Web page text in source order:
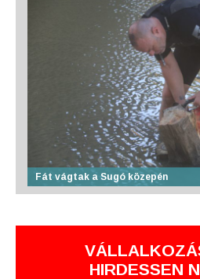
Fát vágtak a Sugó közepén
HIRDESSEN